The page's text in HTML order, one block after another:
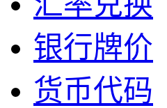
银行牌价
货币代码